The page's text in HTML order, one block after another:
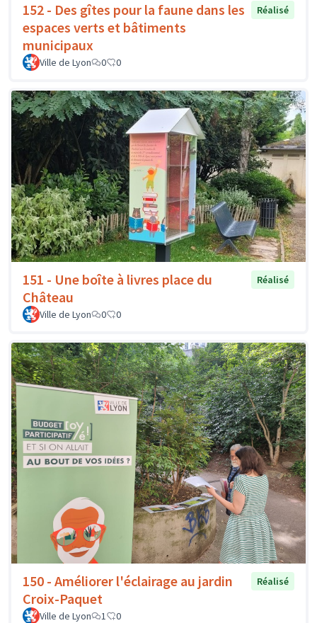
152 - Des gîtes pour la faune dans les
espaces verts et bâtiments
municipaux
Réalisé
Ville de Lyon 0 0
151 - Une boîte à livres place du
Château
Réalisé
Ville de Lyon 0 0
150 - Améliorer l'éclairage au jardin
Croix-Paquet
Réalisé
Ville de Lyon 1 0